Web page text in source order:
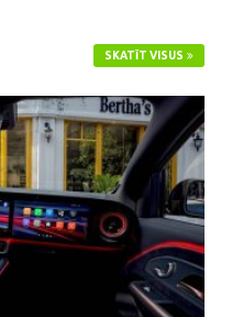
SKATĪT VISUS